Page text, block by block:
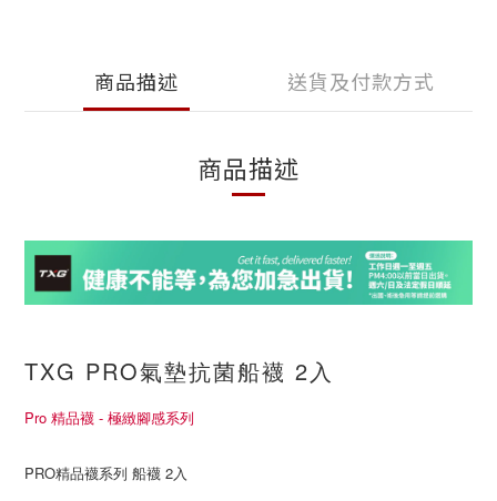
商品描述 送貨及付款方式
商品描述
TXG PRO氣墊抗菌船襪 2入
Pro 精品襪 - 極緻腳感系列
PRO精品襪系列 船襪 2入